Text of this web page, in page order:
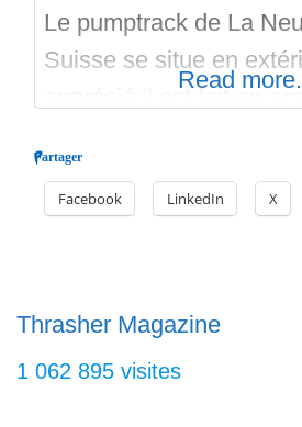
Le pumptrack de La
Suisse se situe en
apprécié il est fait en
pumptrack est ouvert
de 08 heures à 22
Read
Partager
Facebook LinkedIn X
Thrasher Magazine
1 062 895 visites